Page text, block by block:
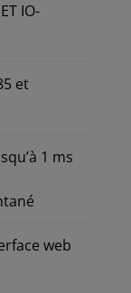
IO-
et
1 ms
web